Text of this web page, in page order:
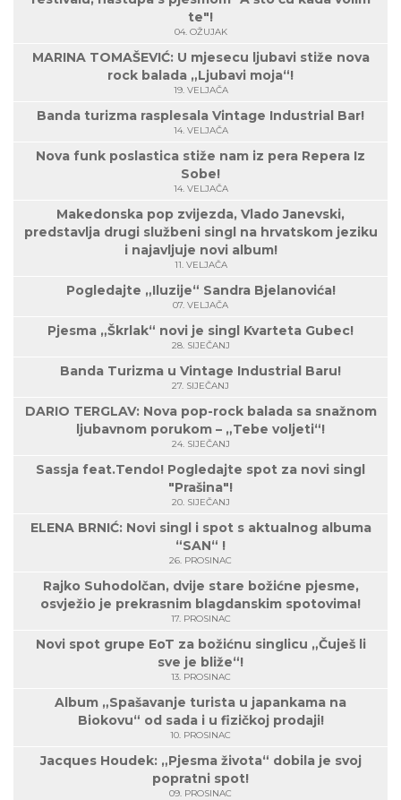
te"!
04. OŽUJAK
MARINA TOMAŠEVIĆ: U mjesecu ljubavi stiže nova
rock balada „Ljubavi moja“!
19. VELJAČA
Banda turizma rasplesala Vintage Industrial Bar!
14. VELJAČA
Nova funk poslastica stiže nam iz pera Repera Iz
Sobe!
14. VELJAČA
Makedonska pop zvijezda, Vlado Janevski,
predstavlja drugi službeni singl na hrvatskom jeziku
i najavljuje novi album!
11. VELJAČA
Pogledajte „Iluzije“ Sandra Bjelanovića!
07. VELJAČA
Pjesma „Škrlak“ novi je singl Kvarteta Gubec!
28. SIJEČANJ
Banda Turizma u Vintage Industrial Baru!
27. SIJEČANJ
DARIO TERGLAV: Nova pop-rock balada sa snažnom
ljubavnom porukom – „Tebe voljeti“!
24. SIJEČANJ
Sassja feat.Tendo! Pogledajte spot za novi singl
"Prašina"!
20. SIJEČANJ
ELENA BRNIĆ: Novi singl i spot s aktualnog albuma
“SAN“ !
26. PROSINAC
Rajko Suhodolčan, dvije stare božićne pjesme,
osvježio je prekrasnim blagdanskim spotovima!
17. PROSINAC
Novi spot grupe EoT za božićnu singlicu „Čuješ li
sve je bliže“!
13. PROSINAC
Album „Spašavanje turista u japankama na
Biokovu“ od sada i u fizičkoj prodaji!
10. PROSINAC
Jacques Houdek: „Pjesma života“ dobila je svoj
popratni spot!
09. PROSINAC